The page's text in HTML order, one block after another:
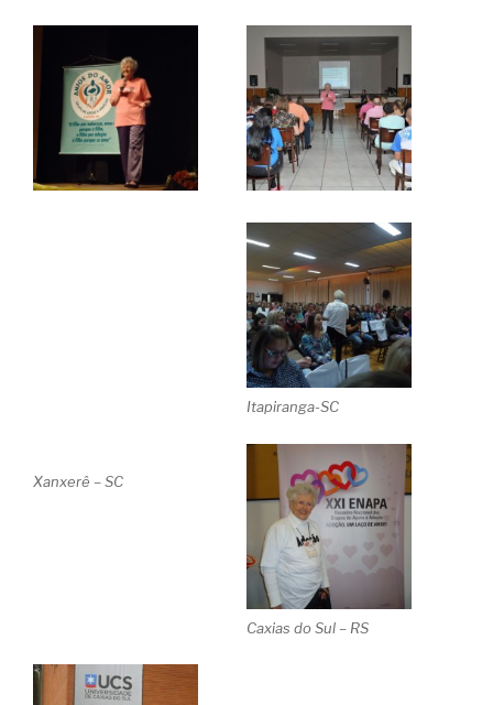
Itapiranga-SC
Xanxerê – SC
Caxias do Sul – RS